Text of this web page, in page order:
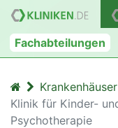
Fachabteilungen
Krankenhäuser
Klinik für Kinder-
Psychotherapie